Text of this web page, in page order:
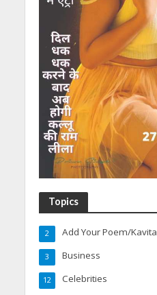
Topics
Add Your Poem/Kavita
2
Business
3
Celebrities
12